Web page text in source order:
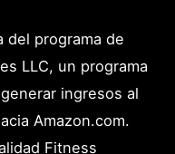
del programa de
LLC, un programa
ingresos al
Amazon.com.
Fitness